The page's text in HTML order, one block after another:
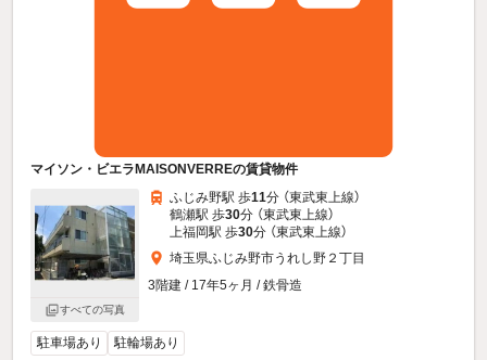
マイソン・ビエラMAISONVERREの賃貸物件
すべての写真
ふじみ野駅 歩11分 （東武東上線）
鶴瀬駅 歩30分 （東武東上線）
上福岡駅 歩30分 （東武東上線）
埼玉県ふじみ野市うれし野２丁目
3階建 / 17年5ヶ月 / 鉄骨造
駐車場あり 駐輪場あり